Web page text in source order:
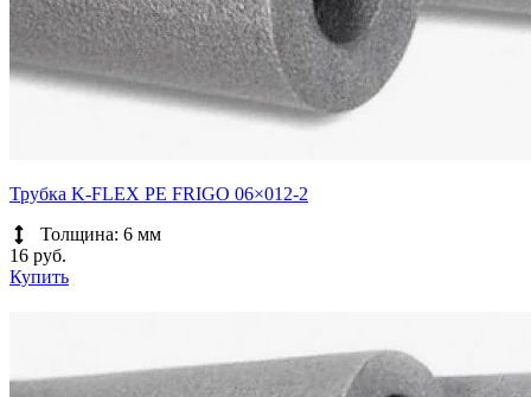
Трубка K-FLEX PE FRIGO 06×012-2
Толщина: 6 мм
16 руб.
Купить